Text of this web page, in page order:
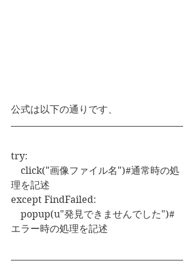
公式は以下の通りです、
try:
理を記述
except FindFailed:
エラー時の処理を記述